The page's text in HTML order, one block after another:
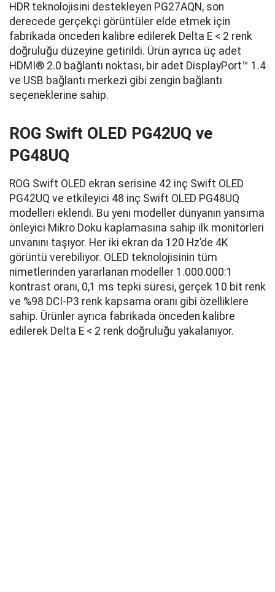
HDR teknolojisini destekleyen PG27AQN, son
derecede gerçekçi görüntüler elde etmek için
fabrikada önceden kalibre edilerek Delta E < 2 renk
doğruluğu düzeyine getirildi. Ürün ayrıca üç adet
HDMI® 2.0 bağlantı noktası, bir adet DisplayPort™ 1.4
ve USB bağlantı merkezi gibi zengin bağlantı
seçeneklerine sahip.
ROG Swift OLED PG42UQ ve
PG48UQ
ROG Swift OLED ekran serisine 42 inç Swift OLED
PG42UQ ve etkileyici 48 inç Swift OLED PG48UQ
modelleri eklendi. Bu yeni modeller dünyanın yansıma
önleyici Mikro Doku kaplamasına sahip ilk monitörleri
unvanını taşıyor. Her iki ekran da 120 Hz’de 4K
görüntü verebiliyor. OLED teknolojisinin tüm
nimetlerinden yararlanan modeller 1.000.000:1
kontrast oranı, 0,1 ms tepki süresi, gerçek 10 bit renk
ve %98 DCI-P3 renk kapsama oranı gibi özelliklere
sahip. Ürünler ayrıca fabrikada önceden kalibre
edilerek Delta E < 2 renk doğruluğu yakalanıyor.